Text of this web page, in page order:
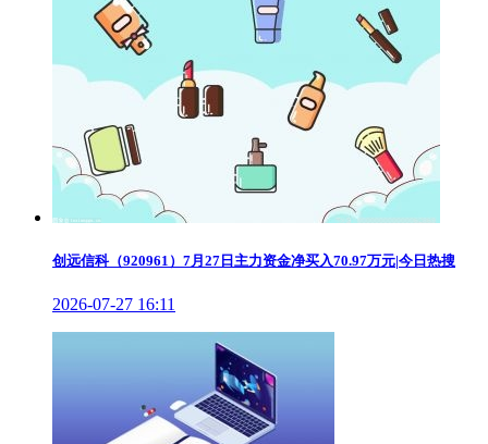
创远信科（920961）7月27日主力资金净买入70.97万元|今日热搜
2026-07-27 16:11